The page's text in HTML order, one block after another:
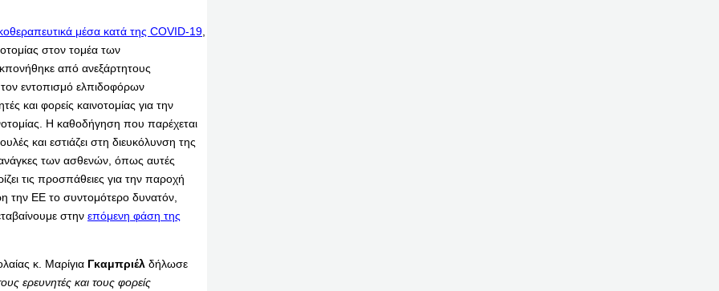
μέσα κατά της COVID-19
στον τομέα των
από ανεξάρτητους
εντοπισμό ελπιδοφόρων
και φορείς καινοτομίας για την
Η καθοδήγηση που παρέχεται
και εστιάζει στη διευκόλυνση της
των ασθενών, όπως αυτές
τις προσπάθειες για την παροχή
την ΕΕ το συντομότερο δυνατόν,
στην επόμενη φάση της
κ. Μαρίγια Γκαμπριέλ δήλωσε
ερευνητές και τους φορείς